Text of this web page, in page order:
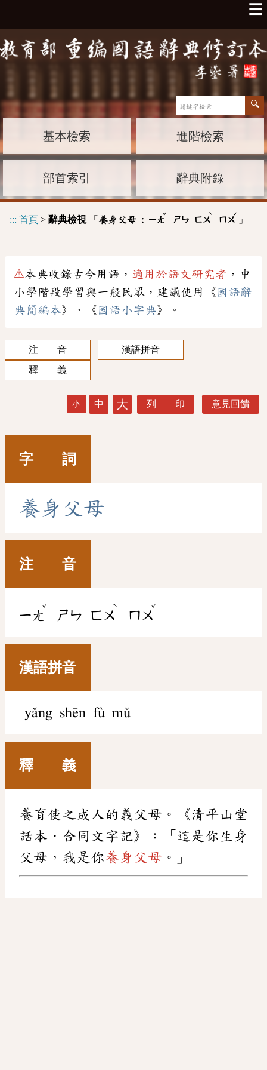
☰
基本檢索 進階檢索
部首索引 辭典附錄
::: 首頁 > 辭典檢視「 養身父母 : ㄧㄤ
ˇ
ㄕㄣ ㄈㄨ
ˋ
ㄇㄨ
ˇ
」
⚠本典收錄古今用語， 適用於語文研究者 ，中
小學階段學習與一般民眾，建議使用《 國語辭
典簡編本》、《 國語小字典》。
注 音
漢語拼音
釋 義
小 中 大 列 印 意見回饋
字 詞
養身 父 母
注 音
ㄧㄤ
ˇ
ㄕㄣ ㄈㄨ
ˋ
ㄇㄨ
ˇ
漢語拼音
yǎng shēn fù mǔ
釋 義
養育使之成人的義父母。《清平山堂
話本．合同文字記》：「這是你生身
父母，我是你養身父母 。」